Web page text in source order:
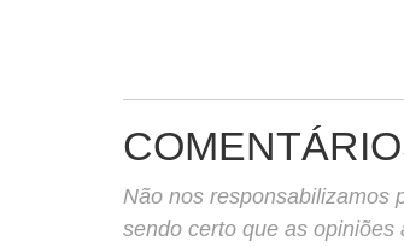
Não nos responsabilizamos
sendo certo que as